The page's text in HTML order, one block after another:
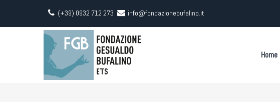
(+39) 0932 712 273 info@fondazionebufalino.it
Home